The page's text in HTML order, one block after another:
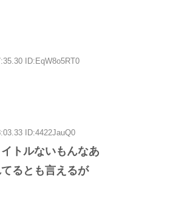
ID:EqW8o5RT0
ID:4422JauQ0
トルないもんなあ
るとも言えるが